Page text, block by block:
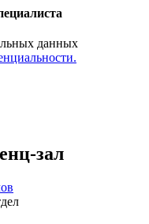
данных
зал